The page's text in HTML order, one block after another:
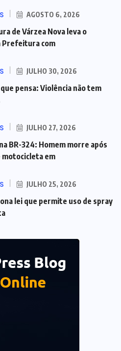
AGOSTO 6, 2026
de Várzea Nova leva o
Prefeitura com
JULHO 30, 2026
pensa: Violência não tem
JULHO 27, 2026
BR-324: Homem morre após
motocicleta em
JULHO 25, 2026
lei que permite uso de spray